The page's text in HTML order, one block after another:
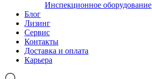
Инспекционное оборудование
Блог
Лизинг
Сервис
Контакты
Доставка и оплата
Карьера